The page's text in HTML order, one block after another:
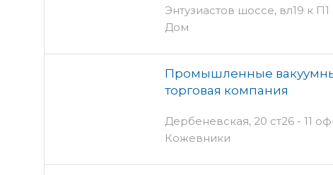
Энтузиастов шоссе, вл19 к
Дом
Промышленные
торговая компания
Дербеневская, 20 ст26 - 11
Кожевники